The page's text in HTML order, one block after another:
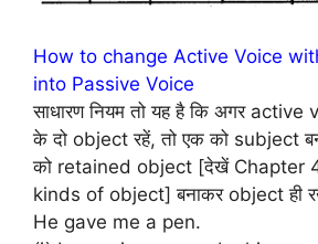
How to change Active Voice
into Passive Voice
साधारण नियम तो यह है कि अगर
के दो object रहें, तो एक को subject
को retained object [देखें Chapter 4
kinds of object] बनाकर object ही
He gave me a pen.